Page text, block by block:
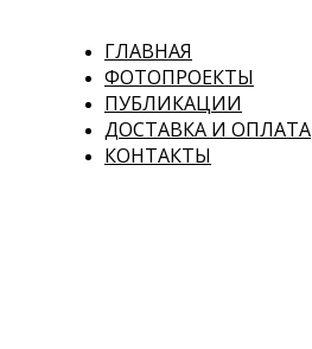
ГЛАВНАЯ
ФОТОПРОЕКТЫ
ПУБЛИКАЦИИ
ДОСТАВКА И ОПЛАТА
КОНТАКТЫ